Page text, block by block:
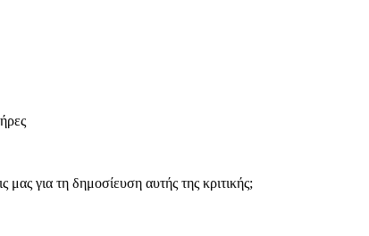
για τη δημοσίευση αυτής της κριτικής;